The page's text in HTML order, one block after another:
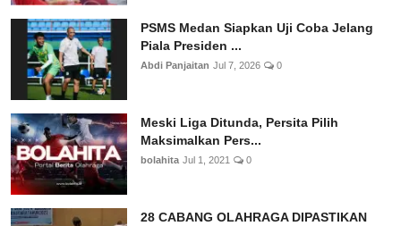
PSMS Medan Siapkan Uji Coba Jelang
Piala Presiden ...
Abdi Panjaitan Jul 7, 2026 0
Meski Liga Ditunda, Persita Pilih
Maksimalkan Pers...
bolahita Jul 1, 2021 0
28 CABANG OLAHRAGA DIPASTIKAN